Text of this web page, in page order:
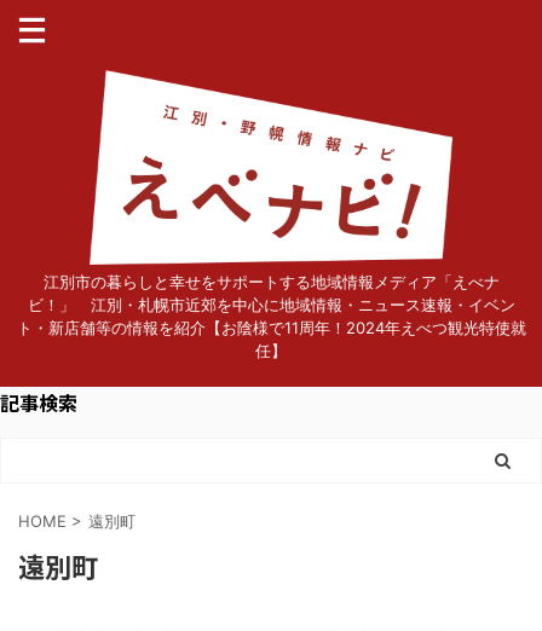
江別市の暮らしと幸せをサポートする地域情報メディア「えべナ
ビ！」 江別・札幌市近郊を中心に地域情報・ニュース速報・イベン
ト・新店舗等の情報を紹介【お陰様で11周年！2024年えべつ観光特使就
任】
記事検索
HOME > 遠別町
遠別町